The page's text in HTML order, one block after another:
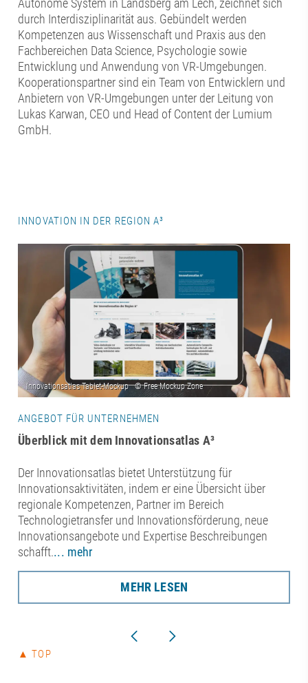
Autonome System in Landsberg am Lech, zeichnet sich
durch Interdisziplinarität aus. Gebündelt werden
Kompetenzen aus Wissenschaft und Praxis aus den
Fachbereichen Data Science, Psychologie sowie
Entwicklung und Anwendung von VR-Umgebungen.
Kooperationspartner sind ein Team von Entwicklern und
Anbietern von VR-Umgebungen unter der Leitung von
Lukas Karwan, CEO und Head of Content der Lumium
GmbH.
INNOVATION IN DER REGION A³
ANGEBOT FÜR UNTERNEHMEN
Überblick mit dem Innovationsatlas A³
Der Innovationsatlas bietet Unterstützung für
Innovationsaktivitäten, indem er eine Übersicht über
regionale Kompetenzen, Partner im Bereich
Technologietransfer und Innovationsförderung, neue
Innovationsangebote und Expertise Beschreibungen
schafft.... mehr
MEHR LESEN
▲ TOP